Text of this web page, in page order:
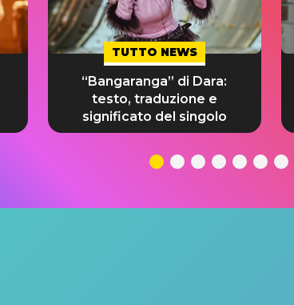
TUTTO NEWS
“Bangaranga” di Dara:
testo, traduzione e
significato del singolo